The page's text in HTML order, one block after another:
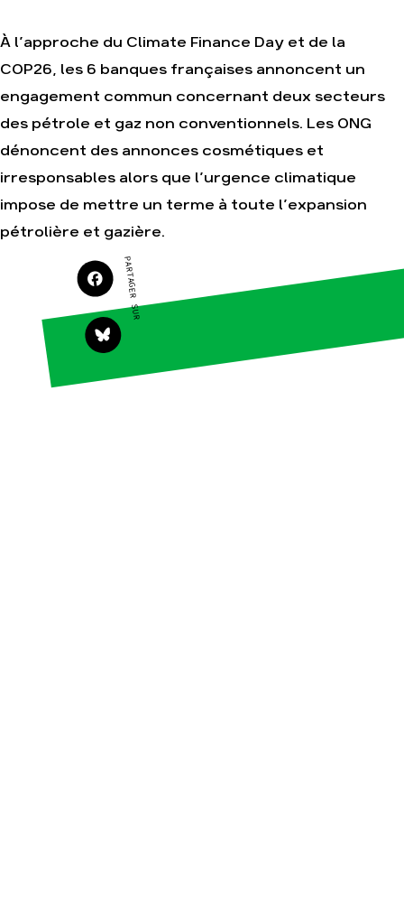
Agir
Faire un don
terrain
Agir au quotidien
Soutenir les
campagnes
Transmettre tout
ou partie de son
patrimoine
Télécharger
gratuitement les
guides éco-
citoyens
thématiques
Climat – Énergie
Surproduction
Agriculture
Forêts
À l’approche du Climate Finance Day et de la
COP26, les 6 banques françaises annoncent un
engagement commun concernant deux secteurs
des pétrole et gaz non conventionnels. Les ONG
dénoncent des annonces cosmétiques et
irresponsables alors que l’urgence climatique
impose de mettre un terme à toute l’expansion
pétrolière et gazière.
PARTAGER SUR